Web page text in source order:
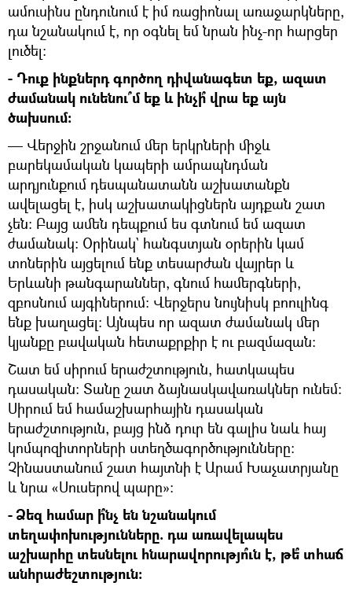
ամուսինս ընդունում է իմ ռացիոնալ առաջարկները,
դա նշանակում է, որ օգնել եմ նրան ինչ-որ հարցեր
լուծել:
- Դուք ինքներդ գործող դիվանագետ եք, ազատ
ժամանակ ունենու՞մ եք և ինչի՞ վրա եք այն
ծախսում:
— Վերջին շրջանում մեր երկրների միջև
բարեկամական կապերի ամրապնդման
արդյունքում դեսպանատանն աշխատանքն
ավելացել է, իսկ աշխատակիցներն այդքան շատ
չեն: Բայց ամեն դեպքում ես գտնում եմ ազատ
ժամանակ: Օրինակ` հանգստյան օրերին կամ
տոներին այցելում ենք տեսարժան վայրեր և
Երևանի թանգարաններ, գնում համերգների,
զբոսնում այգիներում: Վերջերս նույնիսկ բոուլինգ
ենք խաղացել: Այնպես որ ազատ ժամանակ մեր
կյանքը բավական հետաքրքիր է ու բազմազան:
Շատ եմ սիրում երաժշտություն, հատկապես
դասական: Տանը շատ ձայնասկավառակներ ունեմ:
Սիրում եմ համաշխարհային դասական
երաժշտություն, բայց ինձ դուր են գալիս նաև հայ
կոմպոզիտորների ստեղծագործությունները:
Չինաստանում շատ հայտնի է Արամ Խաչատրյանը
և նրա «Սուսերով պարը»:
- Ձեզ համար ի՞նչ են նշանակում
տեղափոխությունները. դա առավելապես
աշխարհը տեսնելու հնարավորությո՞ւն է, թե՞ տհաճ
անհրաժեշտություն: